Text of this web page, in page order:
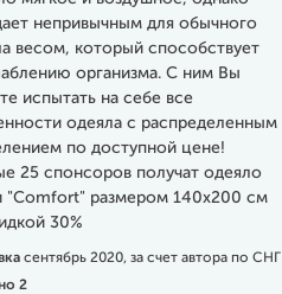
непривычным для обычного
весом, который способствует
организма. С ним Вы
испытать на себе все
одеяла с распределенным
по доступной цене!
25 спонсоров получат одеяло
"Comfort" размером 140x200 см
30%
сентябрь 2020, за счет автора по СНГ
2